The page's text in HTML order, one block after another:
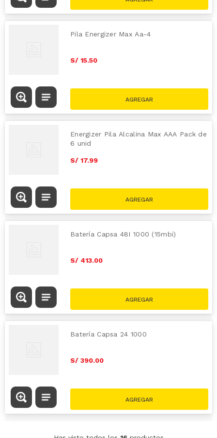
Pila Energizer Max Aa-4
S/ 15.50
Energizer Pila Alcalina Max AAA Pack de
6 unid
S/ 17.99
Batería Capsa 48I 1000 (15mbi)
S/ 413.00
Batería Capsa 24 1000
S/ 390.00